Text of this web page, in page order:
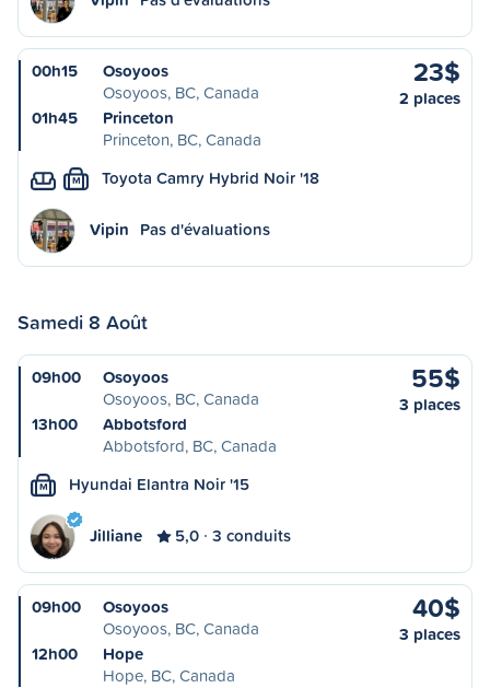
00h15
Osoyoos
Osoyoos, BC, Canada
01h45
Princeton
Princeton, BC, Canada
23$
2 places
M Toyota Camry Hybrid Noir '18
Vipin Pas d'évaluations
Samedi 8 Août
09h00
Osoyoos
Osoyoos, BC, Canada
13h00
Abbotsford
Abbotsford, BC, Canada
55$
3 places
M Hyundai Elantra Noir '15
Jilliane 5,0 3 conduits
09h00
Osoyoos
Osoyoos, BC, Canada
12h00
Hope
Hope, BC, Canada
40$
3 places